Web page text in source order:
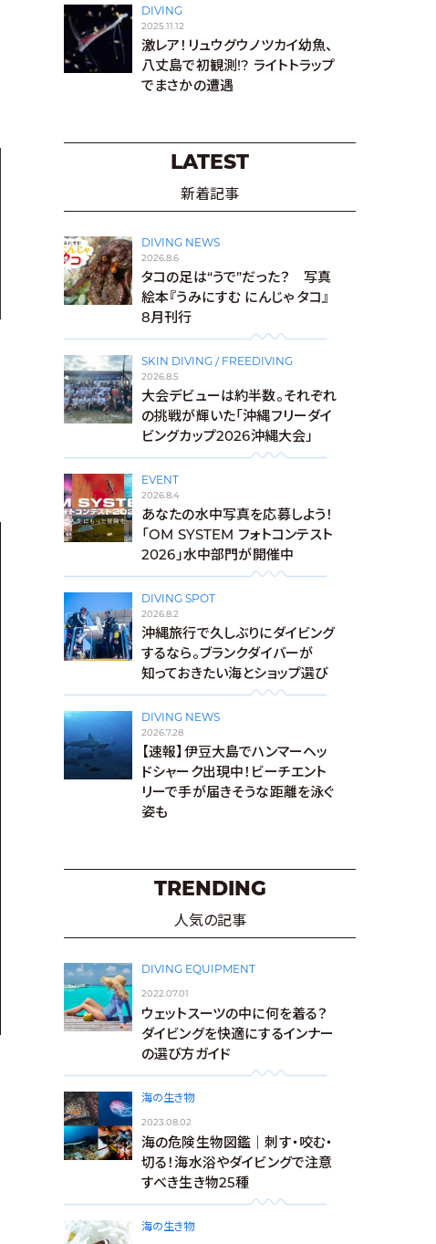
DIVING
2025.11.12
激レア！リュウグウノツカイ幼魚、
八丈島で初観測!? ライトトラップ
でまさかの遭遇
LATEST
新着記事
DIVING NEWS
2026.8.6
タコの足は“うで”だった？ 写真
絵本『うみにすむ にんじゃ タコ』
8月刊行
SKIN DIVING / FREEDIVING
2026.8.5
大会デビューは約半数。それぞれ
の挑戦が輝いた「沖縄フリーダイ
ビングカップ2026沖縄大会」
EVENT
2026.8.4
あなたの水中写真を応募しよう！
「OM SYSTEM フォトコンテスト
2026」水中部門が開催中
DIVING SPOT
2026.8.2
沖縄旅行で久しぶりにダイビング
するなら。ブランクダイバーが
知っておきたい海とショップ選び
DIVING NEWS
2026.7.28
【速報】伊豆大島でハンマーヘッ
ドシャーク出現中！ビーチエント
リーで手が届きそうな距離を泳ぐ
姿も
TRENDING
人気の記事
DIVING EQUIPMENT
2022.07.01
ウェットスーツの中に何を着る？
ダイビングを快適にするインナー
の選び方ガイド
海の生き物
2023.08.02
海の危険生物図鑑｜刺す・咬む・
切る！海水浴やダイビングで注意
すべき生き物25種
海の生き物